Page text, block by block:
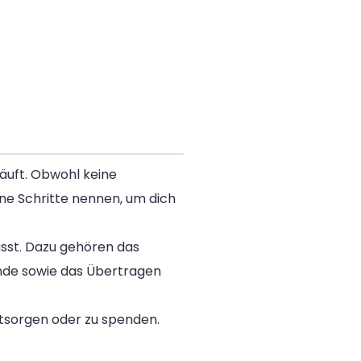
Obwohl keine
Schritte nennen, um dich
Dazu gehören das
sowie das Übertragen
oder zu spenden.